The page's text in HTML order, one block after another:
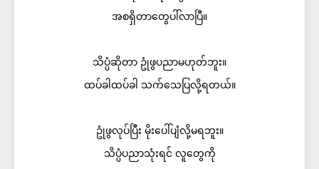
အစရှိတာတွေပါ်လာပြီ။
သိပ္ပံဆိုတာ ဥုံဖွပညာမဟုတ်ဘူး။
ထပ်ခါထပ်ခါ သက်သေပြလို့ရတယ်။
ဥုံဖွလုပ်ပြီး မိုးပေါ်ပျံလို့မရဘူး။
သိပ္ပံပညာသုံးရင် လူတွေကို